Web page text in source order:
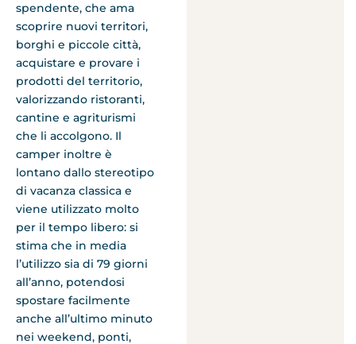
spendente, che ama
scoprire nuovi territori,
borghi e piccole città,
acquistare e provare i
prodotti del territorio,
valorizzando ristoranti,
cantine e agriturismi
che li accolgono. Il
camper inoltre è
lontano dallo stereotipo
di vacanza classica e
viene utilizzato molto
per il tempo libero: si
stima che in media
l’utilizzo sia di 79 giorni
all’anno, potendosi
spostare facilmente
anche all’ultimo minuto
nei weekend, ponti,